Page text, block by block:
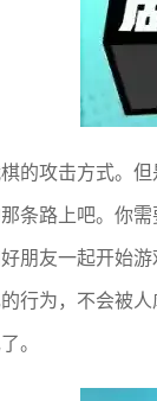
的攻击方式。
条路上吧。你
朋友一起开始
行为，不会被
。